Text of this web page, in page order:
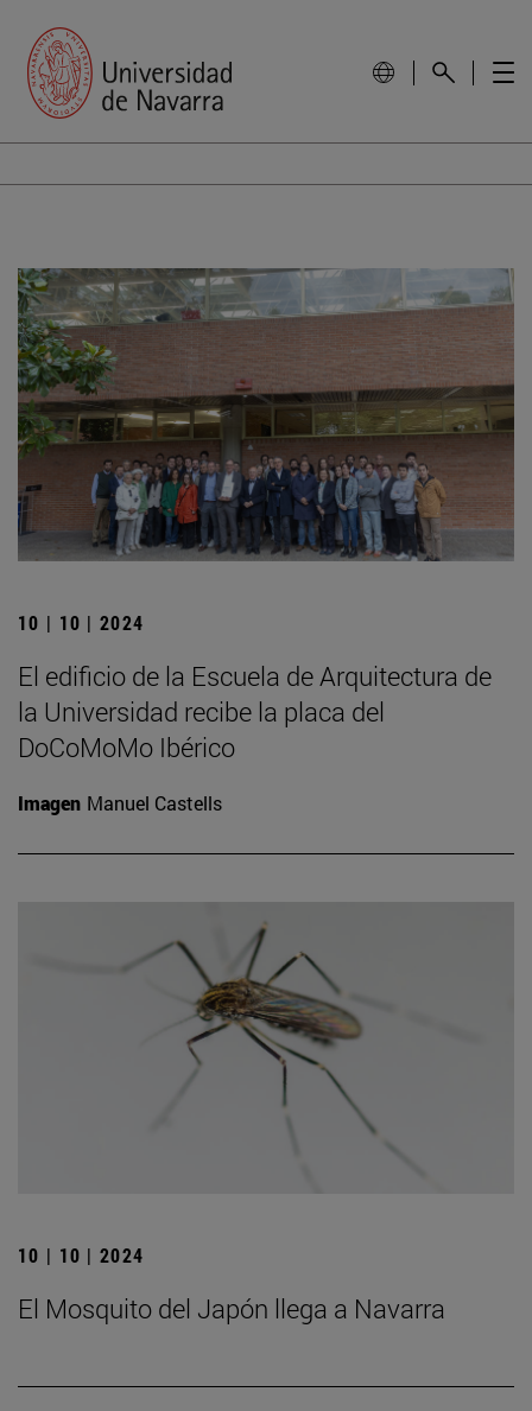
10 | 10 | 2024
El edificio de la Escuela de Arquitectura de
la Universidad recibe la placa del
DoCoMoMo Ibérico
Imagen Manuel Castells
10 | 10 | 2024
El Mosquito del Japón llega a Navarra